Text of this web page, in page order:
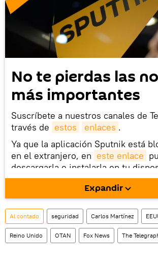
No te pierdas las
más importantes
Suscríbete a nuestros canales de
través de estos enlaces .
Ya que la aplicación Sputnik está
en el extranjero, en este enlace
descargarla e instalarla en tu
móvil (¡solo para Android!).
También tenemos una cuenta en
social rusa VK .
Expandir
Al contado seguridad Carlos Martínez
Reino Unido OTAN Fox News The